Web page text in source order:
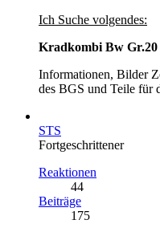
Ich Suche volgendes:
Kradkombi Bw Gr.20
Informationen, Bilder
des BGS und Teile für
STS
Fortgeschrittener
Reaktionen
44
Beiträge
175